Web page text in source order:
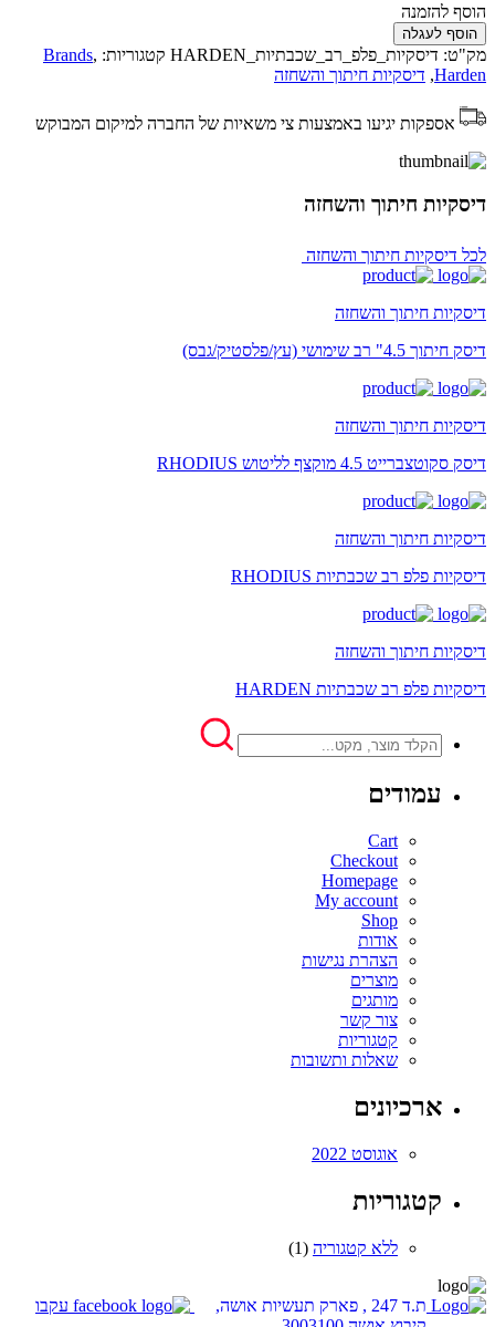
הוסף להזמנה
הוסף לעגלה
מק"ט: דיסקיות_פלפ_רב_שכבתיות_HARDEN קטגוריות: Brands,
Harden
, דיסקיות חיתוך והשחזה
אספקות יגיעו באמצעות צי משאיות של החברה למיקום המבוקש
דיסקיות חיתוך והשחזה
לכל דיסקיות חיתוך והשחזה
דיסקיות חיתוך והשחזה
דיסק חיתוך 4.5" רב שימושי (עץ/פלסטיק/גבס)
דיסקיות חיתוך והשחזה
דיסק סקוטצברייט 4.5 מוקצף לליטוש RHODIUS
דיסקיות חיתוך והשחזה
דיסקיות פלפ רב שכבתיות RHODIUS
דיסקיות חיתוך והשחזה
דיסקיות פלפ רב שכבתיות HARDEN
עמודים
Cart
Checkout
Homepage
My account
Shop
אודות
הצהרת נגישות
מוצרים
מותגים
צור קשר
קטגוריות
שאלות ותשובות
ארכיונים
אוגוסט 2022
קטגוריות
ללא קטגוריה (1)
ת.ד 247 , פארק תעשיות אושה,
עקבו